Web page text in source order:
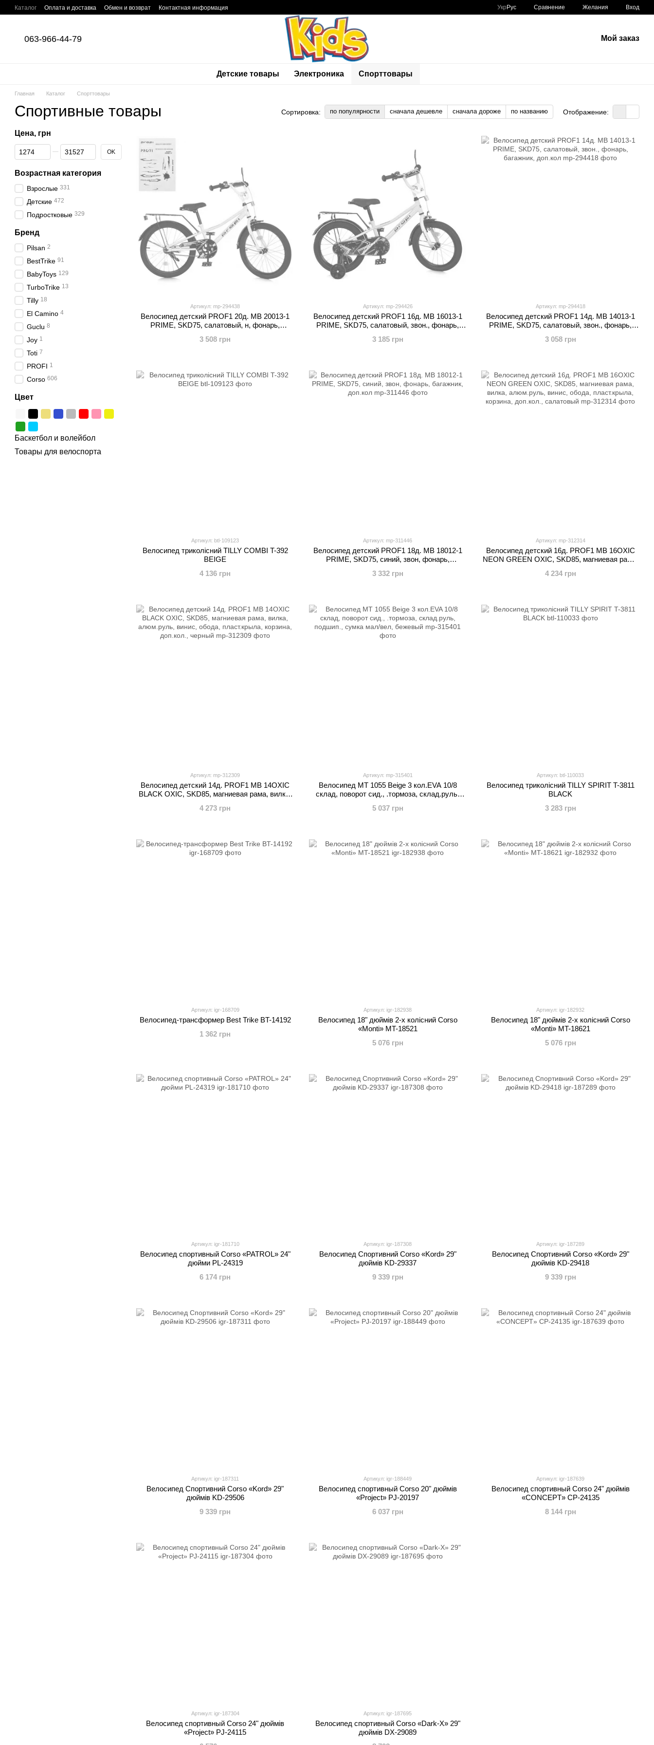
Перейти к основному контенту
Каталог Оплата и доставка Обмен и возврат Контактная информация Укр Рус Сравнение Желания Вход
063-966-44-79 Мой заказ
Детские товары Электроника Спорттовары
Главная Каталог Спорттовары
Спортивные товары Сортировка: по популярности сначала дешевле сначала дороже по названию Отображение:
Артикул: mp-294438
Велосипед детский PROF1 20д. MB 20013-1
PRIME, SKD75, салатовый, н, фонарь,
3 508 грн
Артикул: mp-294426
Велосипед детский PROF1 16д. MB 16013-1
PRIME, SKD75, салатовый, звон., фонарь,
3 185 грн
Артикул: mp-294418
Велосипед детский PROF1 14д. MB 14013-1
PRIME, SKD75, салатовый, звон., фонарь,
3 058 грн
Артикул: btl-109123
Велосипед триколісний TILLY COMBI T-392
BEIGE
4 136 грн
Артикул: mp-311446
Велосипед детский PROF1 18д. MB 18012-1
PRIME, SKD75, синий, звон, фонарь,
3 332 грн
Артикул: mp-312314
Велосипед детский 16д. PROF1 MB 16OXIC
NEON GREEN OXIC, SKD85, магниевая рама,
корзина, доп.кол., салатовый
4 234 грн
Артикул: mp-312309
Велосипед детский 14д. PROF1 MB 14OXIC
BLACK OXIC, SKD85, магниевая рама, вилка,
корзина, доп.кол., черный
4 273 грн
Артикул: mp-315401
Велосипед MT 1055 Beige 3 кол.EVA 10/8
склад, поворот сид., .тормоза, склад.руль,
5 037 грн
Артикул: btl-110033
Велосипед триколісний TILLY SPIRIT T-3811
BLACK
3 283 грн
Артикул: igr-168709
Велосипед-трансформер Best Trike BT-14192
1 362 грн
Артикул: igr-182938
Велосипед 18" дюймів 2-х колісний Corso
«Monti» MT-18521
5 076 грн
Артикул: igr-182932
Велосипед 18" дюймів 2-х колісний Corso
«Monti» MT-18621
5 076 грн
Артикул: igr-181710
Велосипед спортивный Corso «PATROL» 24"
дюйми PL-24319
6 174 грн
Артикул: igr-187308
Велоcипед Спортивний Corso «Kord» 29"
дюймів KD-29337
9 339 грн
Артикул: igr-187289
Велоcипед Спортивний Corso «Kord» 29"
дюймів KD-29418
9 339 грн
Артикул: igr-187311
Велоcипед Спортивний Corso «Kord» 29"
дюймів KD-29506
9 339 грн
Артикул: igr-188449
Велосипед спортивный Corso 20" дюймів
«Project» PJ-20197
6 037 грн
Артикул: igr-187639
Велосипед спортивный Corso 24" дюймів
«CONCEPT» CP-24135
8 144 грн
Артикул: igr-187304
Велосипед спортивный Corso 24" дюймів
«Project» PJ-24115
Артикул: igr-187695
Велосипед спортивный Corso «Dark-X» 29"
дюймів DX-29089
Цена, грн
От Цена, грн
До Цена, грн OK
Возрастная категория
Взрослые 331
Детские 472
Подростковые 329
Бренд
Pilsan 2
BestTrike 91
BabyToys 129
TurboTrike 13
Tilly 18
El Camino 4
Guclu 8
Joy 1
Toti 7
PROFI 1
Corso 606
Цвет
Баскетбол и волейбол
Товары для велоспорта